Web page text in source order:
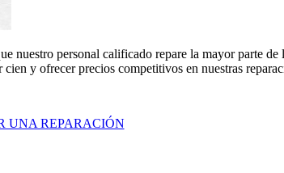
nuestro personal calificado repare la mayor parte
y ofrecer precios competitivos en nuestras
UNA REPARACIÓN